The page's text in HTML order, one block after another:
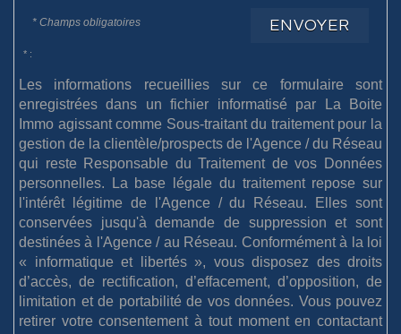
* Champs obligatoires ENVOYER
* :
Les informations recueillies sur ce formulaire sont
enregistrées dans un fichier informatisé par La Boite
Immo agissant comme Sous-traitant du traitement pour la
gestion de la clientèle/prospects de l'Agence / du Réseau
qui reste Responsable du Traitement de vos Données
personnelles. La base légale du traitement repose sur
l'intérêt légitime de l'Agence / du Réseau. Elles sont
conservées jusqu'à demande de suppression et sont
destinées à l'Agence / au Réseau. Conformément à la loi
« informatique et libertés », vous disposez des droits
d’accès, de rectification, d’effacement, d’opposition, de
limitation et de portabilité de vos données. Vous pouvez
retirer votre consentement à tout moment en contactant